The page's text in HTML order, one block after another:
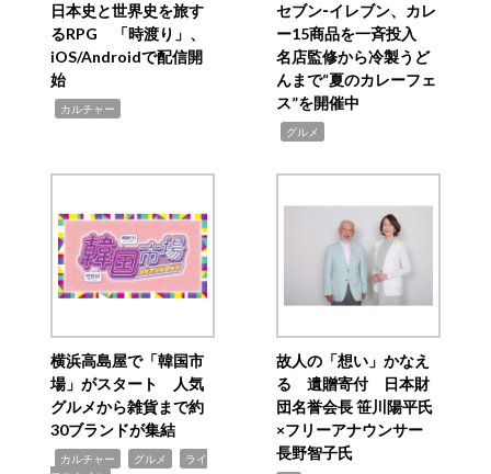
日本史と世界史を旅す
るRPG 「時渡り」、
iOS/Androidで配信開
始
カルチャー
セブン‐イレブン、カレ
ー15商品を一斉投入
名店監修から冷製うど
んまで“夏のカレーフェ
ス”を開催中
グルメ
横浜高島屋で「韓国市
場」がスタート 人気
グルメから雑貨まで約
30ブランドが集結
カルチャー グルメ
ライ
故人の「想い」かなえ
る 遺贈寄付 日本財
団名誉会長 笹川陽平氏
×フリーアナウンサー
長野智子氏